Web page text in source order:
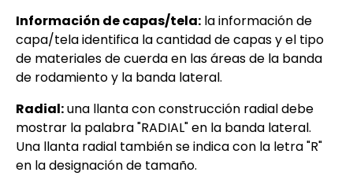
Información de capas/tela: la información de
capa/tela identifica la cantidad de capas y el tipo
de materiales de cuerda en las áreas de la banda
de rodamiento y la banda lateral.
Radial:una llanta con construcción radial debe
mostrar la palabra "RADIAL" en la banda lateral.
Una llanta radial también se indica con la letra "R"
en la designación de tamaño.